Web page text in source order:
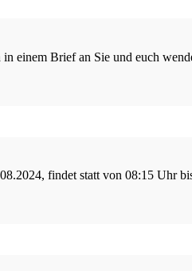
einem Brief an Sie und euch
findet statt von 08:15 Uhr